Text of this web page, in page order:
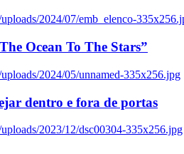
2024/07/emb_elenco-
Ocean To The Stars”
2024/05/unnamed-335x256.jpg
dentro e fora de portas
2023/12/dsc00304-335x256.jpg